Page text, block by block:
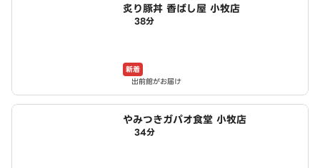
炙り豚丼 香ばし屋 小牧店
38分
新着
出前館がお届け
やみつきガパオ食堂 小牧店
34分